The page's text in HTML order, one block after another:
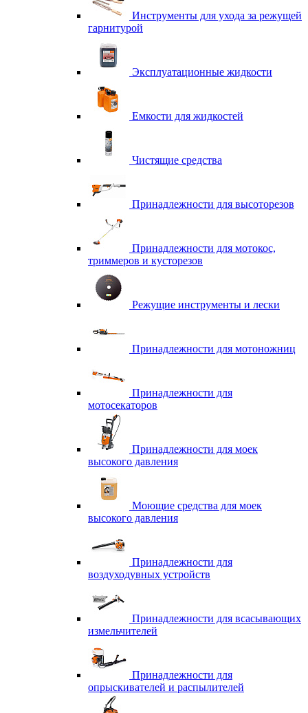
Инструменты для ухода за режущей
гарнитурой
Эксплуатационные жидкости
Емкости для жидкостей
Чистящие средства
Принадлежности для высоторезов
Принадлежности для мотокос,
триммеров и кусторезов
Режущие инструменты и лески
Принадлежности для мотоножниц
Принадлежности для
мотосекаторов
Принадлежности для моек
высокого давления
Моющие средства для моек
высокого давления
Принадлежности для
воздуходувных устройств
Принадлежности для всасывающих
измельчителей
Принадлежности для
опрыскивателей и распылителей